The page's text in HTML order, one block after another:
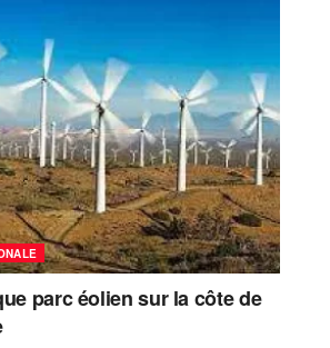
parc éolien sur la côte de